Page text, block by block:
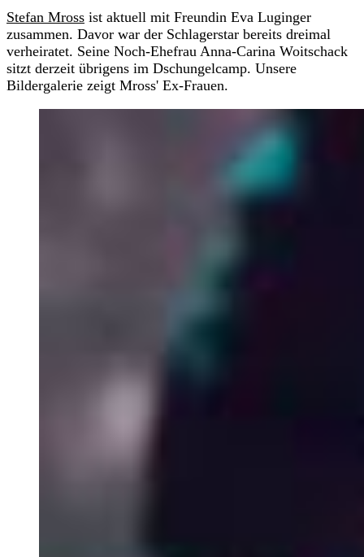
Stefan Mross ist aktuell mit Freundin Eva Luginger
zusammen. Davor war der Schlagerstar bereits dreimal
verheiratet. Seine Noch-Ehefrau Anna-Carina Woitschack
sitzt derzeit übrigens im Dschungelcamp. Unsere
Bildergalerie zeigt Mross' Ex-Frauen.